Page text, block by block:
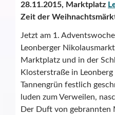
28.11.2015, Marktplatz
Zeit der
Jetzt am 1.
Leonberger
Marktplatz und in der
Klosterstraße in
Tannengrün festlich
luden zum Verweilen,
Der Duft von gebrannten